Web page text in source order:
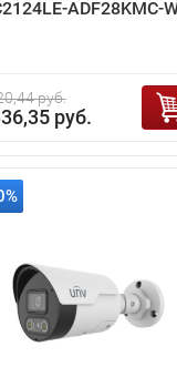
ADF28KMC-
руб.
руб.